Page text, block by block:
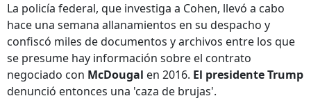
La policía federal, que investiga a Cohen, llevó a cabo
hace una semana allanamientos en su despacho y
confiscó miles de documentos y archivos entre los que
se presume hay información sobre el contrato
negociado con McDougal en 2016. El presidente Trump
denunció entonces una 'caza de brujas'.